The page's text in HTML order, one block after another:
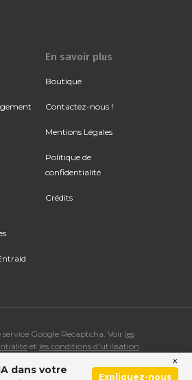
En savoir plus
Boutique
Contactez-nous !
Mentions Légales
Politique de
confidentialité
Crédits
service Google Recaptcha. Voir les
et les conditions d'utilisation.
ENTRAID. Tous droits réservés.
dans votre
Expliquez-nous
×